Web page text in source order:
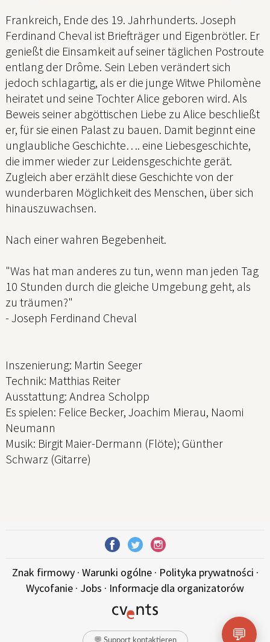
Frankreich, Ende des 19. Jahrhunderts. Joseph
Ferdinand Cheval ist Briefträger und Eigenbrötler. Er
genießt die Einsamkeit auf seiner täglichen Postroute
entlang der Drôme. Sein Leben verändert sich
jedoch schlagartig, als er die junge Witwe Philomène
heiratet und seine Tochter Alice geboren wird. Als
Beweis seiner abgöttischen Liebe zu Alice beschließt
er, für sie einen Palast zu bauen. Damit beginnt eine
unglaubliche Geschichte…. eine Liebesgeschichte,
die immer wieder zur Leidensgeschichte gerät.
Zugleich aber erzählt diese Geschichte von der
wunderbaren Möglichkeit des Menschen, über sich
hinauszuwachsen.
Nach einer wahren Begebenheit.
"Was hat man anderes zu tun, wenn man jeden Tag
10 Stunden durch die gleiche Umgebung geht, als
zu träumen?"
- Joseph Ferdinand Cheval
Inszenierung: Martin Seeger
Technik: Matthias Reiter
Ausstattung: Andrea Scholpp
Es spielen: Felice Becker, Joachim Mierau, Naomi
Neumann
Musik: Birgit Maier-Dermann (Flöte); Günther
Schwarz (Gitarre)
Znak firmowy· Warunki ogólne· Polityka prywatności ·
Wycofanie · Jobs · Informacje dla organizatorów
💬